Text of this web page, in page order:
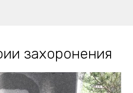
захоронения